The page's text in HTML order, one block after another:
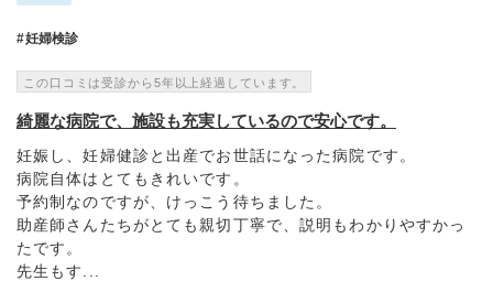
妊婦検診
この口コミは受診から5年以上経過しています。
綺麗な病院で、施設も充実しているので安心です。
妊娠し、妊婦健診と出産でお世話になった病院です。
病院自体はとてもきれいです。
予約制なのですが、けっこう待ちました。
助産師さんたちがとても親切丁寧で、説明もわかりやすかっ
たです。
先生もす...